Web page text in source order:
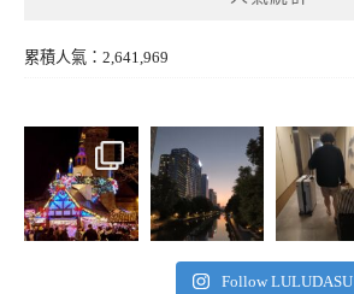
累積人氣：2,641,969
Follow LULUDASU